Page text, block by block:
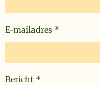
E-mailadres *
Bericht *